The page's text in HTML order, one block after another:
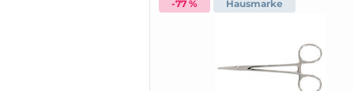
-77 % Hausmarke